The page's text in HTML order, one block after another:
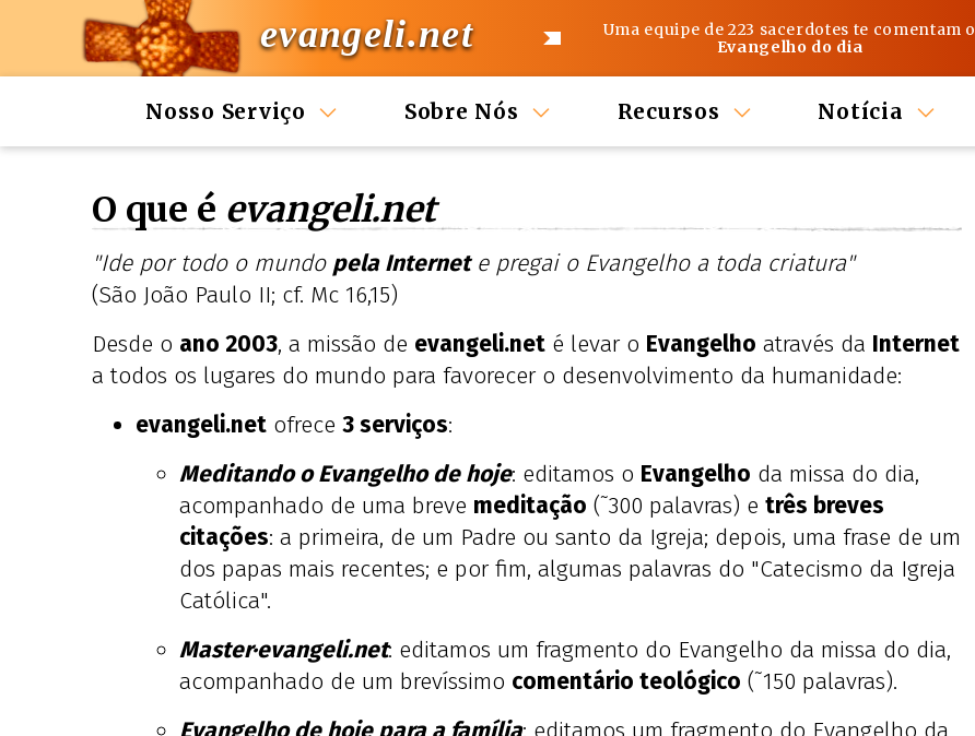
evangeli.net
Uma equipe de 223 sacerdotes te comentam o
Evangelho do dia
Nosso Serviço Sobre Nós Recursos Notícia
O que é evangeli.net
"Ide por todo o mundo pela Internete pregai o Evangelho a toda criatura"
(São João Paulo II; cf. Mc 16,15)
Desde o ano 2003, a missão de evangeli.net é levar o Evangelho através da Internet
a todos os lugares do mundo para favorecer o desenvolvimento da humanidade:
evangeli.net ofrece 3 serviços:
Meditando o Evangelho de hoje: editamos o Evangelho da missa do dia,
acompanhado de uma breve meditação (˜300 palavras) e três breves
citações: a primeira, de um Padre ou santo da Igreja; depois, uma frase de um
dos papas mais recentes; e por fim, algumas palavras do "Catecismo da Igreja
Católica".
Master·evangeli.net: editamos um fragmento do Evangelho da missa do dia,
acompanhado de um brevíssimo comentário teológico (˜150 palavras).